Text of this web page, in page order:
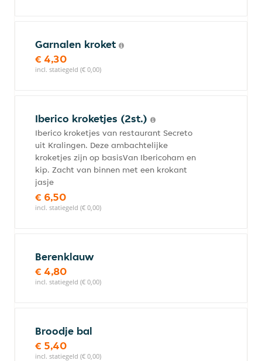
Garnalen kroket
€ 4,30
incl. statiegeld (€ 0,00)
Iberico kroketjes (2st.)
Iberico kroketjes van restaurant Secreto
uit Kralingen. Deze ambachtelijke
kroketjes zijn op basisVan Ibericoham en
kip. Zacht van binnen met een krokant
jasje
€ 6,50
incl. statiegeld (€ 0,00)
Berenklauw
€ 4,80
incl. statiegeld (€ 0,00)
Broodje bal
€ 5,40
incl. statiegeld (€ 0,00)